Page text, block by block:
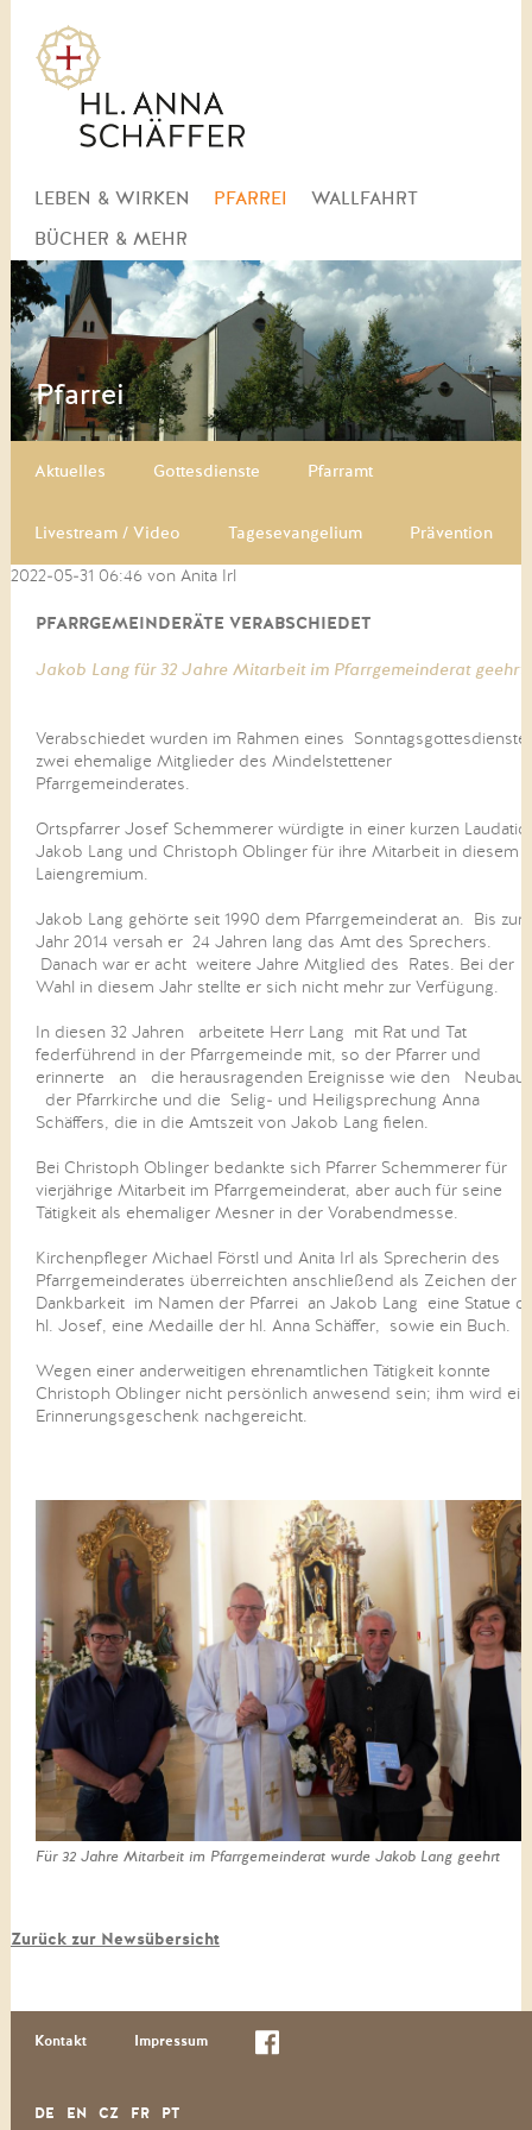
Navigation
LEBEN & WIRKEN PFARREI WALLFAHRT
BÜCHER & MEHR
Pfarrei
Navigation überspringen
Aktuelles
Gottesdienste Pfarramt
Livestream / Video Tagesevangelium Prävention
2022-05-31 06:46von Anita Irl
PFARRGEMEINDERÄTE VERABSCHIEDET
Jakob Lang für 32 Jahre Mitarbeit im Pfarrgemeinderat geehrt
Verabschiedet wurden im Rahmen eines
zwei ehemalige Mitglieder des Mindelstettener
Pfarrgemeinderates.
Ortspfarrer Josef Schemmerer würdigte in einer kurzen Laudatio
Jakob Lang und Christoph Oblinger für ihre Mitarbeit in diesem
Laiengremium.
Jakob Lang gehörte seit 1990 dem Pfarrgemeinderat an. Bis zum
Jahr 2014 versah er 24 Jahren lang das Amt des Sprechers.
Danach war er acht weitere Jahre Mitglied des Rates. Bei der
Wahl in diesem Jahr stellte er sich nicht mehr zur Verfügung.
In diesen 32 Jahren arbeitete Herr Lang mit Rat und Tat
federführend in der Pfarrgemeinde mit, so der Pfarrer und
erinnerte an die herausragenden Ereignisse wie den Neubau
der Pfarrkirche und die Selig- und Heiligsprechung Anna
Schäffers, die in die Amtszeit von Jakob Lang fielen.
Bei Christoph Oblinger bedankte sich Pfarrer Schemmerer für
vierjährige Mitarbeit im Pfarrgemeinderat, aber auch für seine
Tätigkeit als ehemaliger Mesner in der Vorabendmesse.
Kirchenpfleger Michael Förstl und Anita Irl als Sprecherin des
Pfarrgemeinderates überreichten anschließend als Zeichen der
Dankbarkeit im Namen der Pfarrei an Jakob Lang eine Statue
hl. Josef, eine Medaille der hl. Anna Schäffer, sowie ein Buch.
Wegen einer anderweitigen ehrenamtlichen Tätigkeit konnte
Christoph Oblinger nicht persönlich anwesend sein; ihm wird ein
Erinnerungsgeschenk nachgereicht.
Für 32 Jahre Mitarbeit im Pfarrgemeinderat wurde Jakob Lang geehrt
Zurück zur Newsübersicht
Kontakt Impressum
DE EN CZ FR PT